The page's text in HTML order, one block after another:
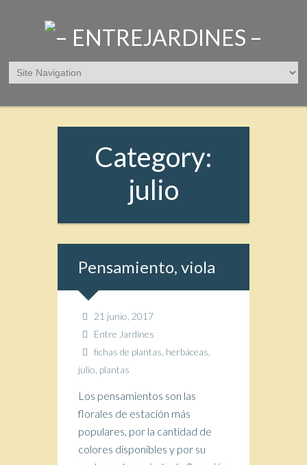
Category:
julio
Pensamiento, viola
21 junio, 2017
Entre Jardines
fichas de plantas herbáceas
julio plantas
Los pensamientos son las
florales de estación más
populares, por la cantidad de
colores disponibles y por su